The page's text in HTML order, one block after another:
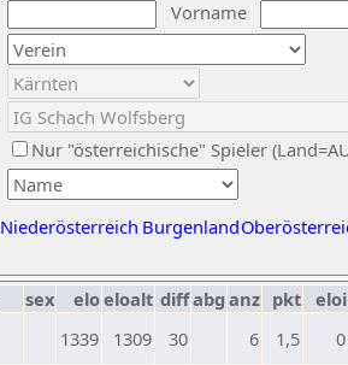
Vorname
Nur "österreichische" Spieler
Niederösterreich Burgenland
sex eloeloalt diffabg anz pkt eloi
1339 1309 30 6 1,5 0